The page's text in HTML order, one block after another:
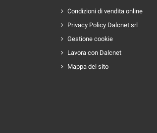
Condizioni di vendita online
Privacy Policy Dalcnet srl
Gestione cookie
Lavora con Dalcnet
Mappa del sito